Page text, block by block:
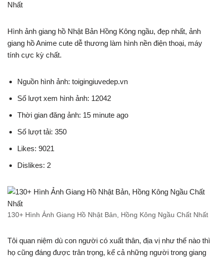
Nhất
Hình ảnh giang hồ Nhật Bản Hồng Kông ngầu, đẹp nhất, ảnh
giang hồ Anime cute dễ thương làm hình nền điện thoại, máy
tính cực kỳ chất.
Nguồn hình ảnh: toigingiuvedep.vn
Số lượt xem hình ảnh: 12042
Thời gian đăng ảnh: 15 minute ago
Số lượt tải: 350
Likes: 9021
Dislikes: 2
130+ Hình Ảnh Giang Hồ Nhật Bản, Hồng Kông Ngầu Chất Nhất
Tôi quan niệm dù con người có xuất thân, địa vị như thế nào thì
họ cũng đáng được trân trọng, kể cả những người trong giang